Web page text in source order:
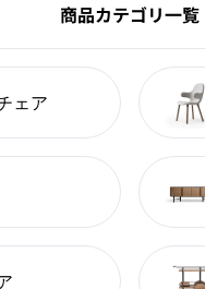
商品カテゴリ一覧
ェア